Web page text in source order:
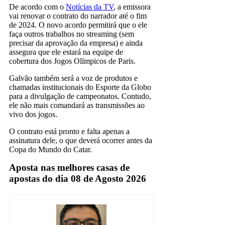
De acordo com o Notícias da TV, a emissora
vai renovar o contrato do narrador até o fim
de 2024. O novo acordo permitirá que o ele
faça outros trabalhos no streaming (sem
precisar da aprovação da empresa) e ainda
assegura que ele estará na equipe de
cobertura dos Jogos Olímpicos de Paris.
Galvão também será a voz de produtos e
chamadas institucionais do Esporte da Globo
para a divulgação de campeonatos. Contudo,
ele não mais comandará as transmissões ao
vivo dos jogos.
O contrato está pronto e falta apenas a
assinatura dele, o que deverá ocorrer antes da
Copa do Mundo do Catar.
Aposta nas melhores casas de
apostas do dia 08 de Agosto 2026